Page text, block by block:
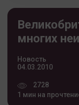
многих
Новость
04.03.2010
2728
1 мин на